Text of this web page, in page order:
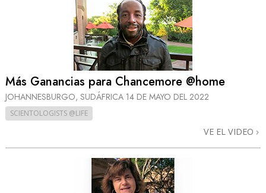
Más Ganancias para Chancemore @home
JOHANNESBURGO, SUDÁFRICA 14 DE MAYO DEL 2022
SCIENTOLOGISTS @LIFE
VE EL VIDEO